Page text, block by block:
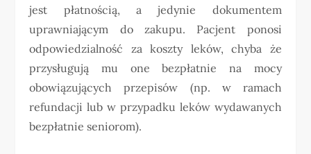
jest płatnością, a jedynie dokumentem
uprawniającym do zakupu. Pacjent ponosi
odpowiedzialność za koszty leków, chyba że
przysługują mu one bezpłatnie na mocy
obowiązujących przepisów (np. w ramach
refundacji lub w przypadku leków wydawanych
bezpłatnie seniorom).